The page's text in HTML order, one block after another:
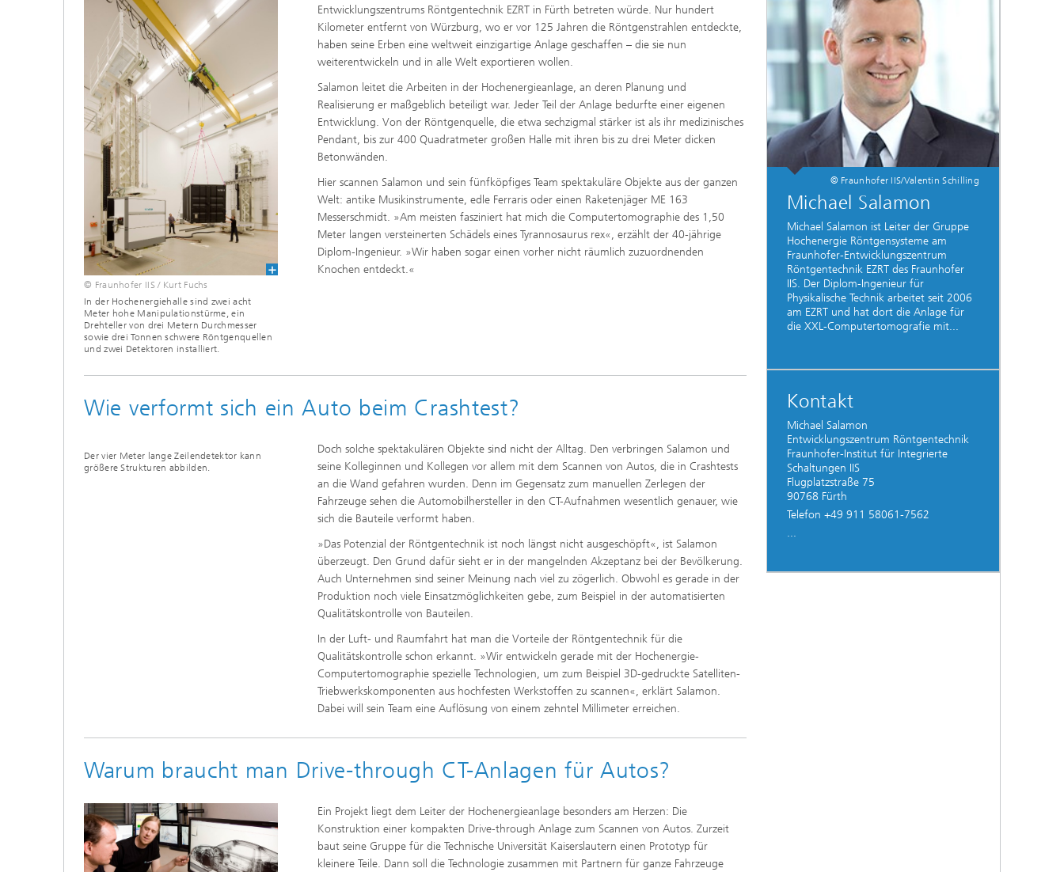
© Fraunhofer IIS / Kurt Fuchs
In der Hochenergiehalle sind zwei acht
Meter hohe Manipulationstürme, ein
Drehteller von drei Metern Durchmesser
sowie drei Tonnen schwere Röntgenquellen
und zwei Detektoren installiert.
Entwicklungszentrums Röntgentechnik EZRT in Fürth betreten würde. Nur hundert
Kilometer entfernt von Würzburg, wo er vor 125 Jahren die Röntgenstrahlen entdeckte,
haben seine Erben eine weltweit einzigartige Anlage geschaffen – die sie nun
weiterentwickeln und in alle Welt exportieren wollen.
Salamon leitet die Arbeiten in der Hochenergieanlage, an deren Planung und
Realisierung er maßgeblich beteiligt war. Jeder Teil der Anlage bedurfte einer eigenen
Entwicklung. Von der Röntgenquelle, die etwa sechzigmal stärker ist als ihr medizinisches
Pendant, bis zur 400 Quadratmeter großen Halle mit ihren bis zu drei Meter dicken
Betonwänden.
Hier scannen Salamon und sein fünfköpfiges Team spektakuläre Objekte aus der ganzen
Welt: antike Musikinstrumente, edle Ferraris oder einen Raketenjäger ME 163
Messerschmidt. »Am meisten fasziniert hat mich die Computertomographie des 1,50
Meter langen versteinerten Schädels eines Tyrannosaurus rex«, erzählt der 40-jährige
Diplom-Ingenieur. »Wir haben sogar einen vorher nicht räumlich zuzuordnenden
Knochen entdeckt.«
Wie verformt sich ein Auto beim Crashtest?
Der vier Meter lange Zeilendetektor kann
größere Strukturen abbilden.
Doch solche spektakulären Objekte sind nicht der Alltag. Den verbringen Salamon und
seine Kolleginnen und Kollegen vor allem mit dem Scannen von Autos, die in Crashtests
an die Wand gefahren wurden. Denn im Gegensatz zum manuellen Zerlegen der
Fahrzeuge sehen die Automobilhersteller in den CT-Aufnahmen wesentlich genauer, wie
sich die Bauteile verformt haben.
»Das Potenzial der Röntgentechnik ist noch längst nicht ausgeschöpft«, ist Salamon
überzeugt. Den Grund dafür sieht er in der mangelnden Akzeptanz bei der Bevölkerung.
Auch Unternehmen sind seiner Meinung nach viel zu zögerlich. Obwohl es gerade in der
Produktion noch viele Einsatzmöglichkeiten gebe, zum Beispiel in der automatisierten
Qualitätskontrolle von Bauteilen.
In der Luft- und Raumfahrt hat man die Vorteile der Röntgentechnik für die
Qualitätskontrolle schon erkannt. »Wir entwickeln gerade mit der Hochenergie-
Computertomographie spezielle Technologien, um zum Beispiel 3D-gedruckte Satelliten-
Triebwerkskomponenten aus hochfesten Werkstoffen zu scannen«, erklärt Salamon.
Dabei will sein Team eine Auflösung von einem zehntel Millimeter erreichen.
Warum braucht man Drive-through CT-Anlagen für Autos?
Ein Projekt liegt dem Leiter der Hochenergieanlage besonders am Herzen: Die
Konstruktion einer kompakten Drive-through Anlage zum Scannen von Autos. Zurzeit
baut seine Gruppe für die Technische Universität Kaiserslautern einen Prototyp für
kleinere Teile. Dann soll die Technologie zusammen mit Partnern für ganze Fahrzeuge
© Fraunhofer IIS/Valentin Schilling
Michael Salamon
Michael Salamon ist Leiter der Gruppe
Hochenergie Röntgensysteme am
Fraunhofer-Entwicklungszentrum
Röntgentechnik EZRT des Fraunhofer
IIS. Der Diplom-Ingenieur für
Physikalische Technik arbeitet seit 2006
am EZRT und hat dort die Anlage für
die XXL-Computertomografie mit...
Kontakt
Michael Salamon
Entwicklungszentrum Röntgentechnik
Fraunhofer-Institut für Integrierte
Schaltungen IIS
Flugplatzstraße 75
90768 Fürth
Telefon +49 911 58061-7562
...